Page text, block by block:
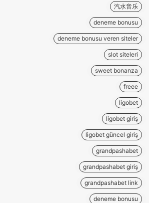
汽水音乐
deneme bonusu
deneme bonusu veren siteler
slot siteleri
sweet bonanza
freee
ligobet
ligobet giriş
ligobet güncel giriş
grandpashabet
grandpashabet giriş
grandpashabet link
deneme bonusu